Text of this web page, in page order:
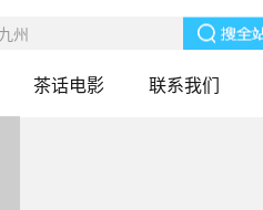
茶话电影 联系我们